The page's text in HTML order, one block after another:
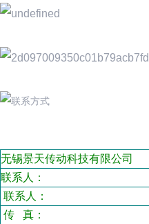
无锡景天传动科技有限公司
联系人：
联系人：
传 真：